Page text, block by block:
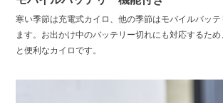
寒い季節は充電式カイロ、他の季節はモバイルバッ
ます。お出かけ中のバッテリー切れにも対応するため
と便利なカイロです。